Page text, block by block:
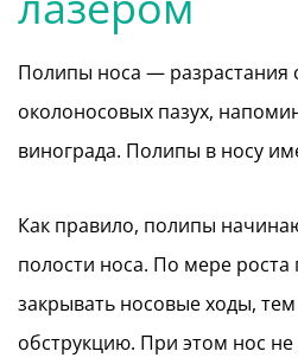
Полипы носа — разрастания
околоносовых пазух,
винограда. Полипы в носу
Как правило, полипы
полости носа. По мере
закрывать носовые ходы,
обструкцию. При этом нос